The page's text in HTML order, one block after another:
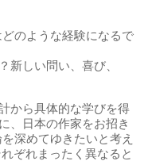
のような経験になるで
新しい問い、喜び、
から具体的な学びを得
、日本の作家をお招き
深めてゆきたいと考え
ぞれまったく異なると